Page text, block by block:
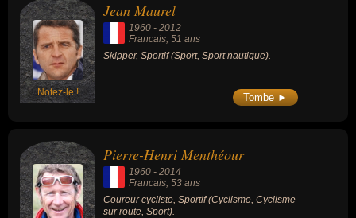
Notez-le !
Jean Maurel
1960 - 2012
Francais, 51 ans
Skipper, Sportif (Sport, Sport nautique).
Tombe ►
Pierre-Henri Menthéour
1960 - 2014
Francais , 53 ans
Coureur cycliste, Sportif (Cyclisme, Cyclisme
sur route, Sport).